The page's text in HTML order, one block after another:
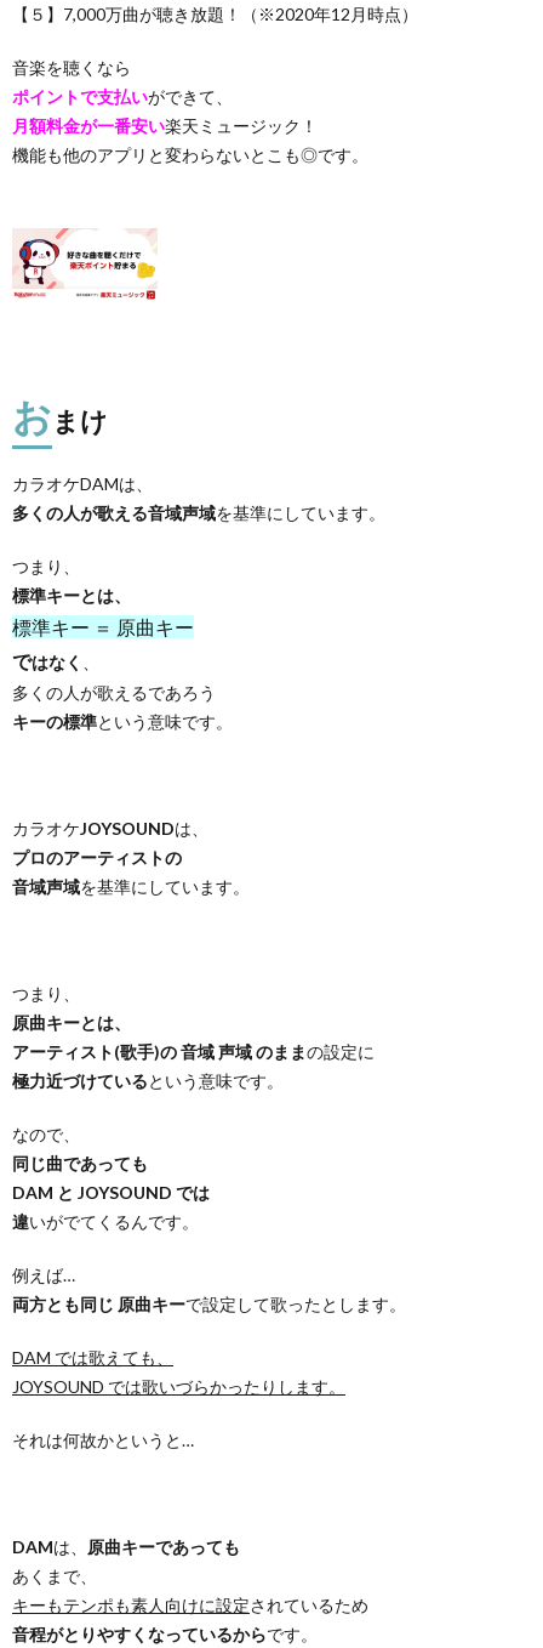
【５】7,000万曲が聴き放題！（※2020年12月時点）
音楽を聴くなら
ポイントで支払いができて、
月額料金が一番安い楽天ミュージック！
機能も他のアプリと変わらないとこも◎です。
おまけ
カラオケDAMは、
多くの人が歌える音域声域を基準にしています。
つまり、
標準キーとは、
標準キー ＝ 原曲キー
ではなく
多くの人が歌えるであろう
キーの標準という意味です。
カラオケJOYSOUNDは、
プロのアーティストの
音域声域を基準にしています。
つまり、
原曲キーとは、
アーティスト(歌手)の 音域 声域 のままの設定に
極力近づけているという意味です。
なので、
同じ曲であっても
DAM と JOYSOUND では
違いがでてくるんです。
例えば…
両方とも同じ 原曲キーで設定して歌ったとします。
DAM では歌えても、
JOYSOUND では歌いづらかったりします。
それは何故かというと…
DAMは、 原曲キーであっても
あくまで、
キーもテンポも素人向けに設定されているため
音程がとりやすくなっているからです。